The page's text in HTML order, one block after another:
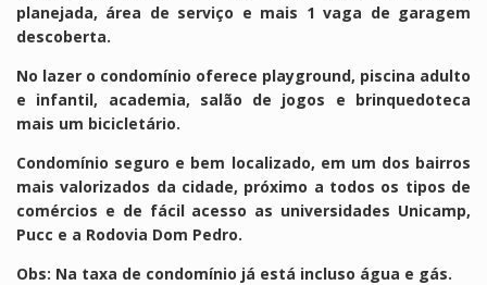
planejada, área de serviço e mais 1 vaga de garagem
descoberta.
No lazer o condomínio oferece playground, piscina adulto
e infantil, academia, salão de jogos e brinquedoteca
mais um bicicletário.
Condomínio seguro e bem localizado, em um dos bairros
mais valorizados da cidade, próximo a todos os tipos de
comércios e de fácil acesso as universidades Unicamp,
Pucc e a Rodovia Dom Pedro.
Obs: Na taxa de condomínio já está incluso água e gás.